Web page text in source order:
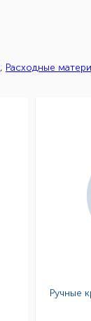
, Расходные
Ручные